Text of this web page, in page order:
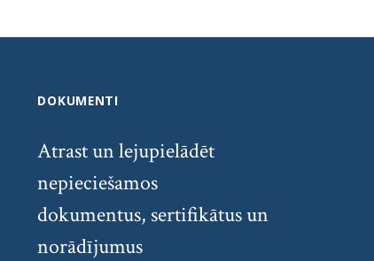
DOKUMENTI
Atrast un lejupielādēt
nepieciešamos
dokumentus, sertifikātus un
norādījumus